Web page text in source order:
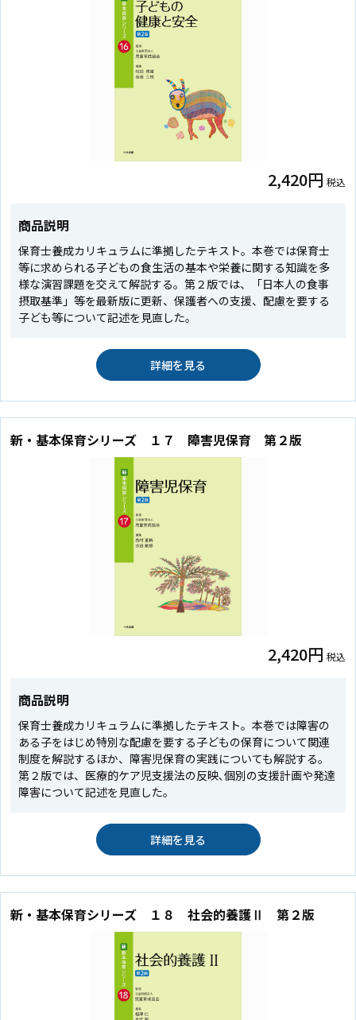
2,420円 税込
商品説明
保育士養成カリキュラムに準拠したテキスト。本巻では保育士
等に求められる子どもの食生活の基本や栄養に関する知識を多
様な演習課題を交えて解説する。第２版では、「日本人の食事
摂取基準」等を最新版に更新、保護者への支援、配慮を要する
子ども等について記述を見直した。
詳細を見る
新・基本保育シリーズ １７ 障害児保育 第２版
2,420円 税込
商品説明
保育士養成カリキュラムに準拠したテキスト。本巻では障害の
ある子をはじめ特別な配慮を要する子どもの保育について関連
制度を解説するほか、障害児保育の実践についても解説する。
第２版では、医療的ケア児支援法の反映､個別の支援計画や発達
障害について記述を見直した。
詳細を見る
新・基本保育シリーズ １８ 社会的養護Ⅱ 第２版